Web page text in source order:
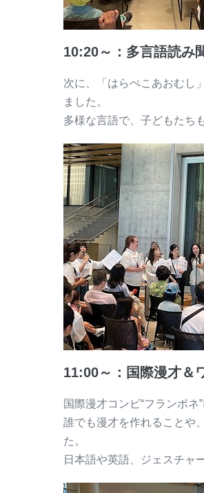
10:20～：多言語読み
次に、「はらぺこあおむし
ました。
多様な言語で、子どもたち
11:00～：国際漫才＆
国際漫才コンビ“フランポネ
誰でも漫才を作れることや
た。
日本語や英語、ジェスチャ